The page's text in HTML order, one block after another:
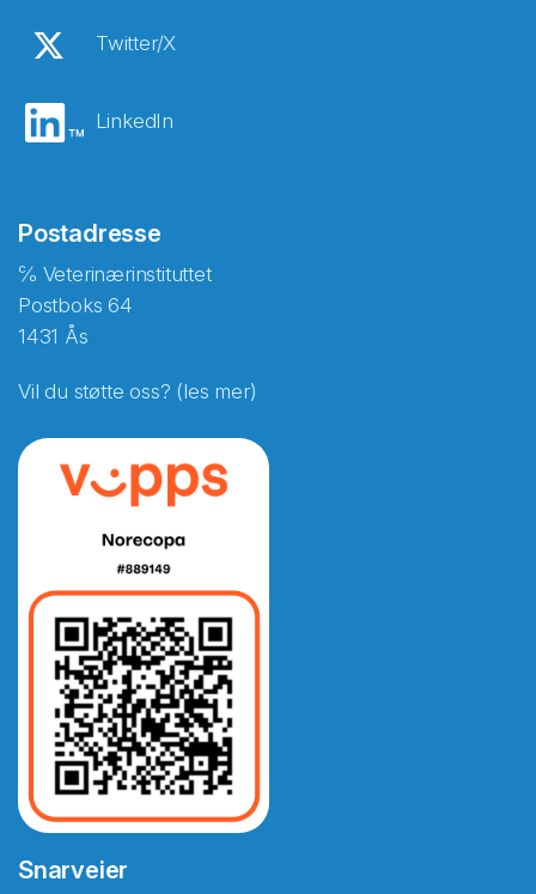
Twitter/X
LinkedIn
Postadresse
℅ Veterinærinstituttet
Postboks 64
1431 Ås
Vil du støtte oss? (les mer)
Snarveier